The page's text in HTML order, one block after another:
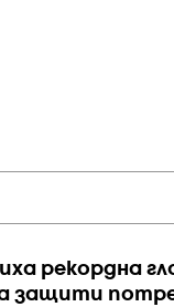
рекордна
защити